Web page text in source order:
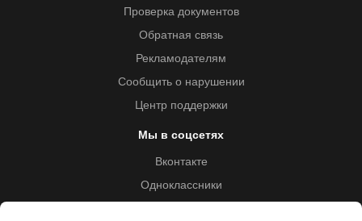
Проверка документов
Обратная связь
Рекламодателям
Сообщить о нарушении
Центр поддержки
Мы в соцсетях
Вконтакте
Одноклассники